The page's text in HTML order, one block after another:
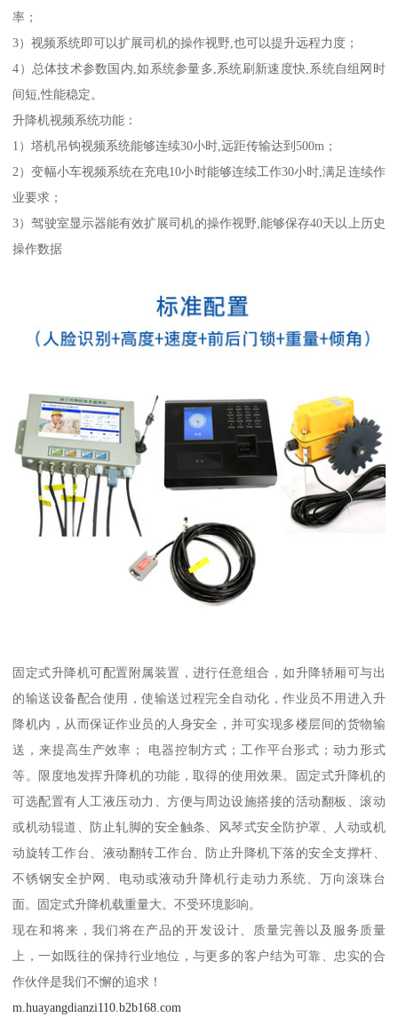
率；
3）视频系统即可以扩展司机的操作视野,也可以提升远程力度；
4）总体技术参数国内,如系统参量多,系统刷新速度快,系统自组网时
间短,性能稳定。
升降机视频系统功能：
1）塔机吊钩视频系统能够连续30小时,远距传输达到500m；
2）变幅小车视频系统在充电10小时能够连续工作30小时,满足连续作
业要求；
3）驾驶室显示器能有效扩展司机的操作视野,能够保存40天以上历史
操作数据
固定式升降机可配置附属装置，进行任意组合，如升降轿厢可与出
的输送设备配合使用，使输送过程完全自动化，作业员不用进入升
降机内，从而保证作业员的人身安全，并可实现多楼层间的货物输
送，来提高生产效率； 电器控制方式；工作平台形式；动力形式
等。限度地发挥升降机的功能，取得的使用效果。固定式升降机的
可选配置有人工液压动力、方便与周边设施搭接的活动翻板、滚动
或机动辊道、防止轧脚的安全触条、风琴式安全防护罩、人动或机
动旋转工作台、液动翻转工作台、防止升降机下落的安全支撑杆、
不锈钢安全护网、电动或液动升降机行走动力系统、万向滚珠台
面。固定式升降机载重量大。不受环境影响。
现在和将来，我们将在产品的开发设计、质量完善以及服务质量
上，一如既往的保持行业地位，与更多的客户结为可靠、忠实的合
作伙伴是我们不懈的追求！
m.huayangdianzi110.b2b168.com